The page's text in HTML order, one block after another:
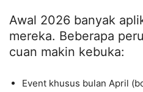
Awal 2026 banyak
mereka. Beberapa
cuan makin kebuka:
Event khusus bulan April